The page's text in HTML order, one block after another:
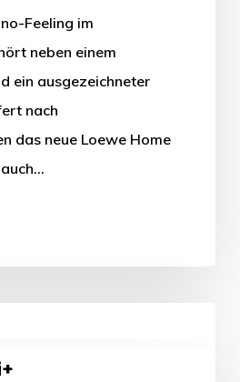
Feeling im
neben einem
ein ausgezeichneter
nach
das neue Loewe Home